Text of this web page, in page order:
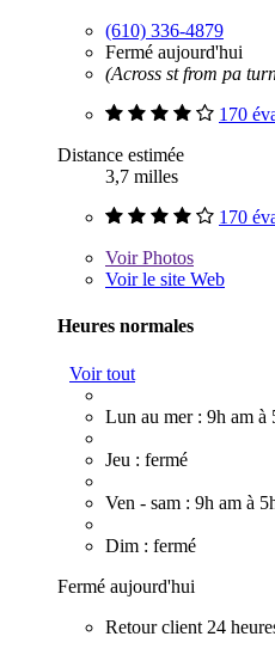
(610) 336-4879
Fermé aujourd'hui
(Across st from pa
170
Distance estimée
3,7 milles
170
VoirPhotos
Voir le site Web
Heures normales
Voir tout
Lun au mer : 9h am à
Jeu : fermé
Ven - sam : 9h am à
Dim : fermé
Fermé aujourd'hui
Retour client 24